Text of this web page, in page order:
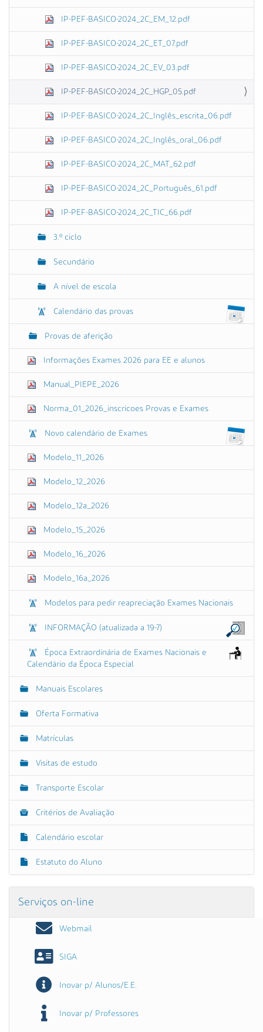
IP-PEF-BASICO-2024_2C_EM_12.pdf
IP-PEF-BASICO-2024_2C_ET_07.pdf
IP-PEF-BASICO-2024_2C_EV_03.pdf
IP-PEF-BASICO-2024_2C_HGP_05.pdf
IP-PEF-BASICO-2024_2C_Inglês_escrita_06.pdf
IP-PEF-BASICO-2024_2C_Inglês_oral_06.pdf
IP-PEF-BASICO-2024_2C_MAT_62.pdf
IP-PEF-BASICO-2024_2C_Português_61.pdf
IP-PEF-BASICO-2024_2C_TIC_66.pdf
3.º ciclo
Secundário
A nível de escola
Calendário das provas
Provas de aferição
Informações Exames 2026 para EE e alunos
Manual_PIEPE_2026
Norma_01_2026_inscricoes Provas e Exames
Novo calendário de Exames
Modelo_11_2026
Modelo_12_2026
Modelo_12a_2026
Modelo_15_2026
Modelo_16_2026
Modelo_16a_2026
Modelos para pedir reapreciação Exames Nacionais
INFORMAÇÃO (atualizada a 19-7)
Época Extraordinária de Exames Nacionais e
Calendário da Época Especial
Manuais Escolares
Oferta Formativa
Matrículas
Visitas de estudo
Transporte Escolar
Critérios de Avaliação
Calendário escolar
Estatuto do Aluno
Serviços on-line
Webmail
SIGA
Inovar p/ Alunos/E.E.
Inovar p/ Professores